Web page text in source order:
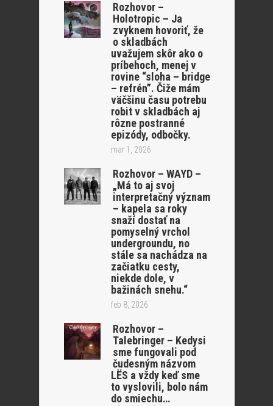
Rozhovor –
Holotropic – Ja
zvyknem hovoriť, že
o skladbách
uvažujem skôr ako o
príbehoch, menej v
rovine “sloha – bridge
– refrén”. Čiže mám
väčšinu času potrebu
robit v skladbách aj
rôzne postranné
epizódy, odbočky.
mar 1, 2026
Rozhovor – WAYD –
„Má to aj svoj
interpretačný význam
– kapela sa roky
snaží dostať na
pomyselný vrchol
undergroundu, no
stále sa nachádza na
začiatku cesty,
niekde dole, v
bažinách snehu.“
feb 8, 2026
Rozhovor –
Talebringer – Kedysi
sme fungovali pod
čudesným názvom
LËS a vždy keď sme
to vyslovili, bolo nám
do smiechu…